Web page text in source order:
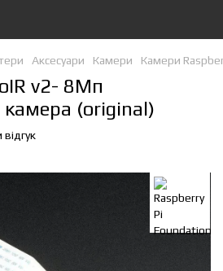
Аксесуари Камери Камери
v2- 8Мп
камера (original)